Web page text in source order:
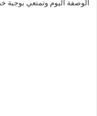
الوصفة اليوم وتمتعي بوجبة